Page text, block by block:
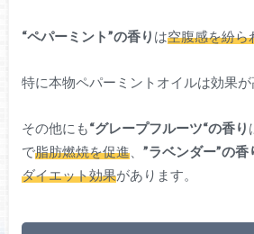
“ペパーミント”の香り は空腹感を紛ら
特に本物ペパーミントオイルは効果が
その他にも“グレープフルーツ“の香り
で脂肪燃焼を促進、 ”ラベンダー”の香
ダイエット効果があります。